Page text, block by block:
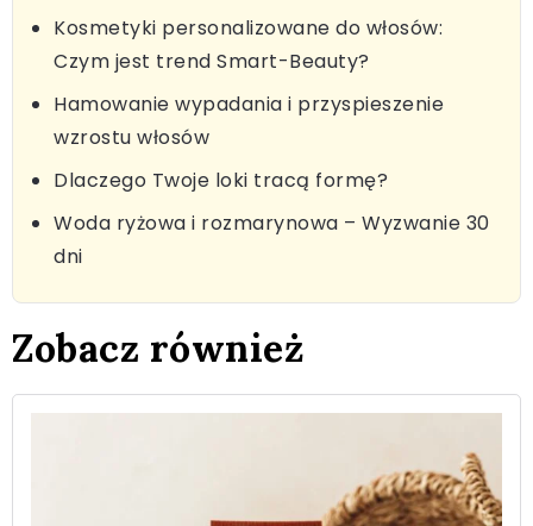
Kosmetyki personalizowane do włosów:
Czym jest trend Smart-Beauty?
Hamowanie wypadania i przyspieszenie
wzrostu włosów
Dlaczego Twoje loki tracą formę?
Woda ryżowa i rozmarynowa – Wyzwanie 30
dni
Zobacz również